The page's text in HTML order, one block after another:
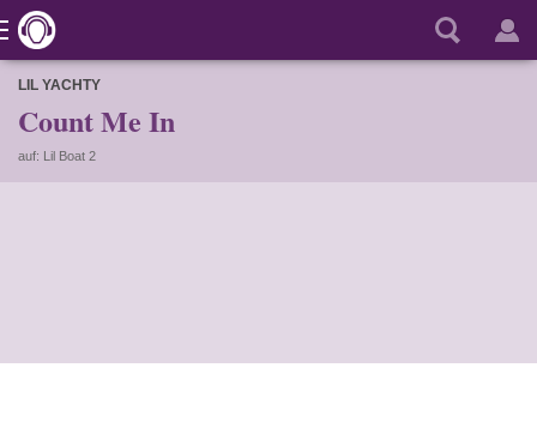
LIL YACHTY
Count Me In
auf: Lil Boat 2